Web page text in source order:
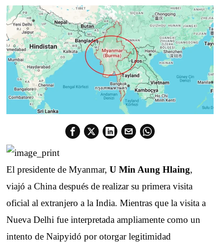
El presidente de Myanmar,U Min Aung Hlaing,
viajó a China después de realizar su primera visita
oficial al extranjero a la India. Mientras que la visita a
Nueva Delhi fue interpretada ampliamente como un
intento de Naipyidó por otorgar legitimidad